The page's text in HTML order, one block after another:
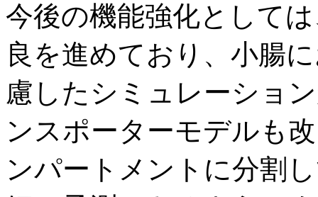
今後の機能強化として
良を進めており、小腸
慮したシミュレーショ
ンスポーターモデルも
ンパートメントに分割